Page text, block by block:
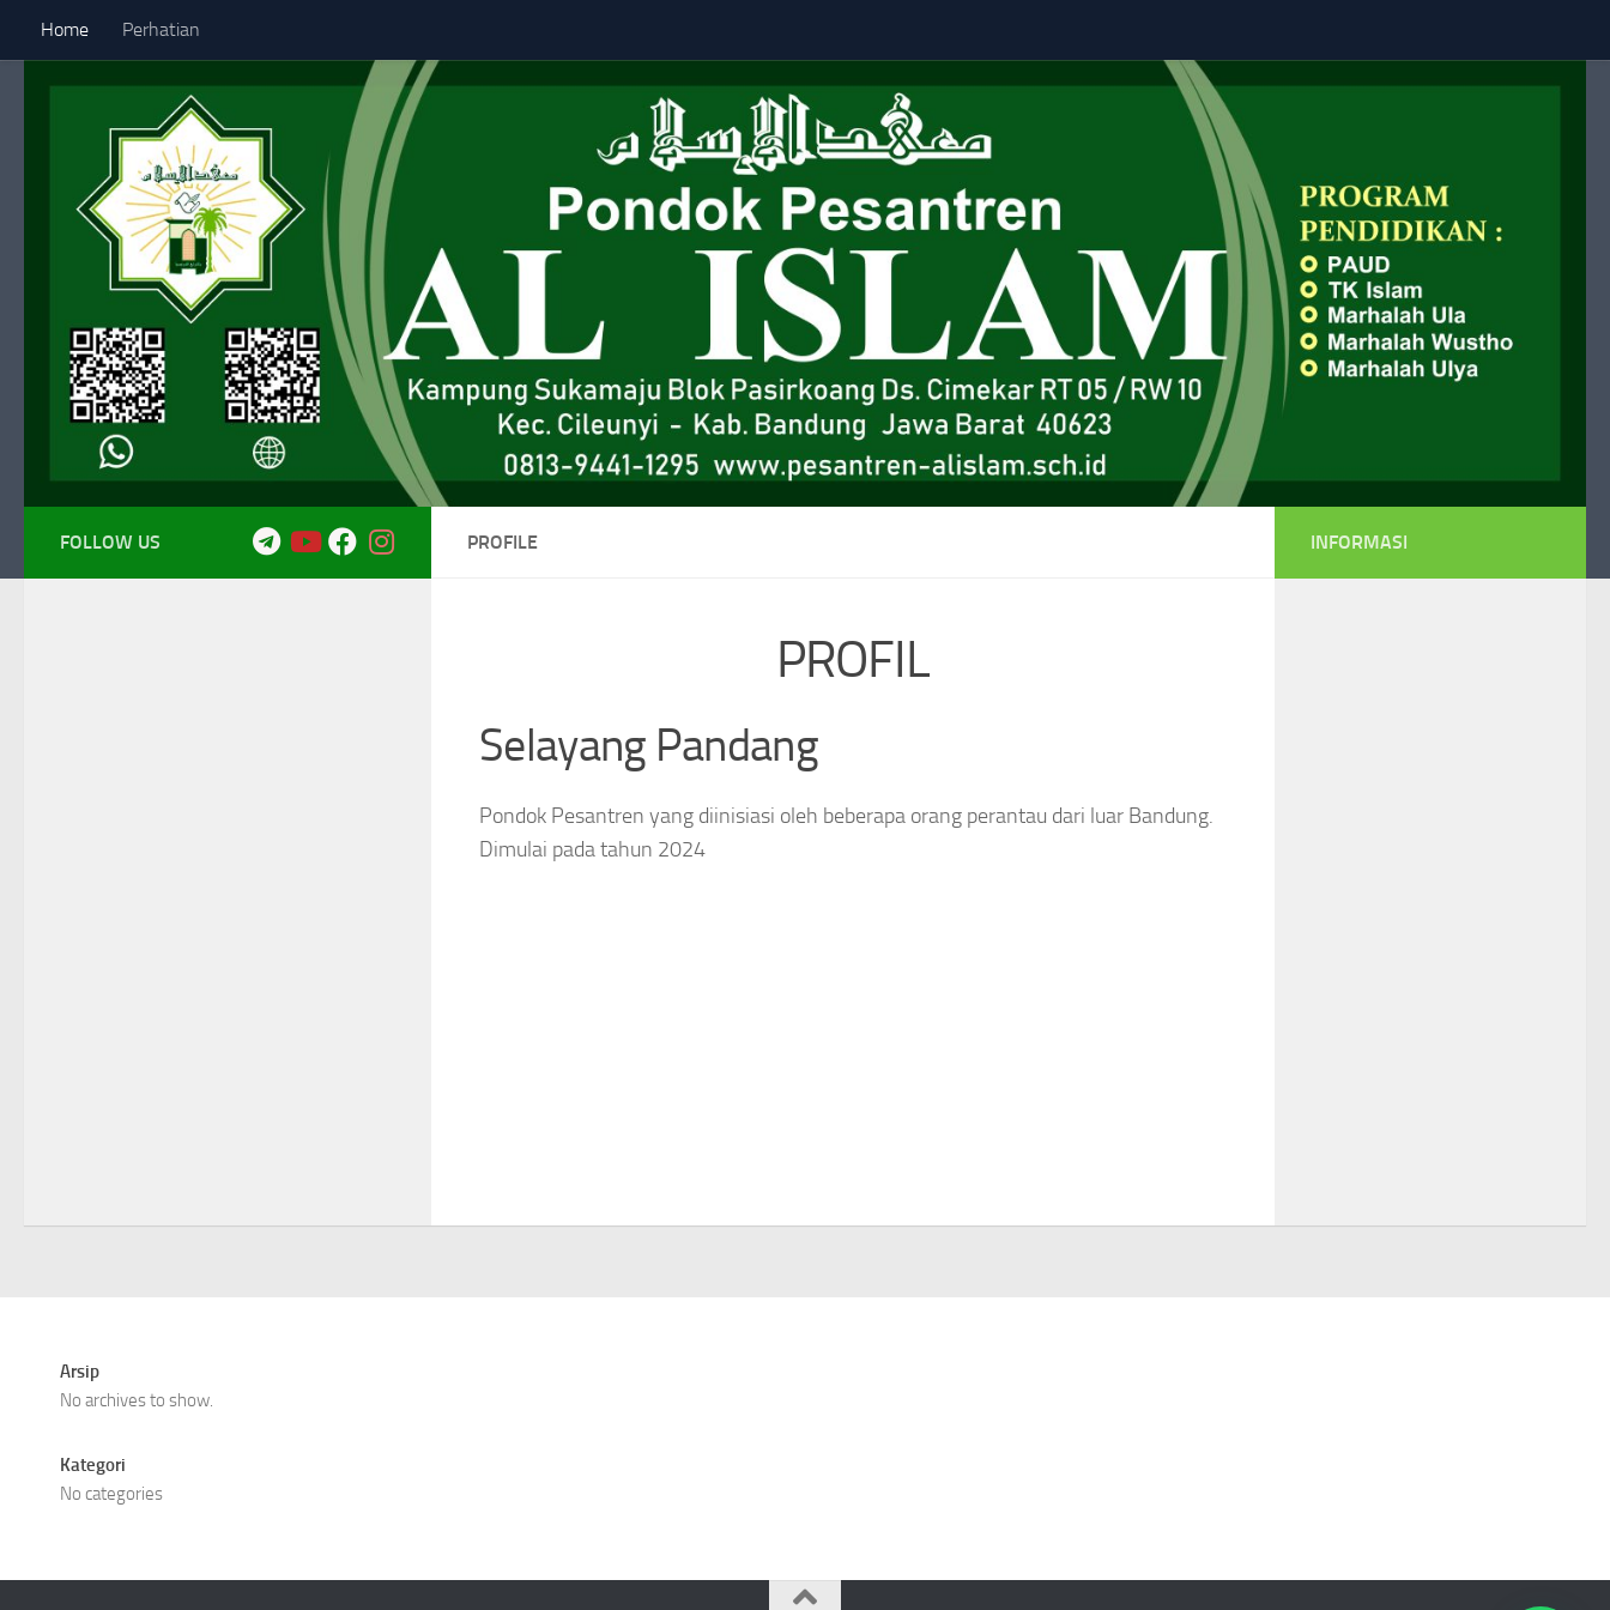
Skip to content
Home Perhatian
PROFILE
PROFIL
Selayang Pandang
Pondok Pesantren yang diinisiasi oleh beberapa orang perantau dari luar Bandung.
Dimulai pada tahun 2024
FOLLOW US INFORMASI
Arsip
No archives to show.
Kategori
No categories